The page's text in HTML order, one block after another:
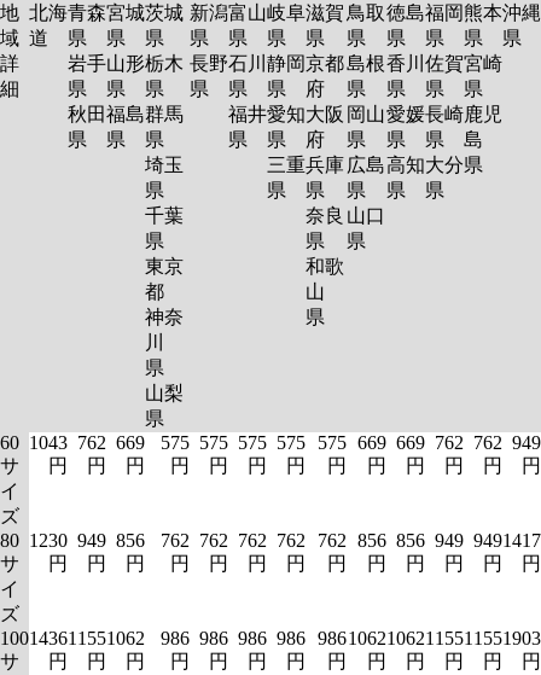
地
域
詳
細
北海
道
青森
県
岩手
県
秋田
県
宮城
県
山形
県
福島
県
茨城
県
栃木
県
群馬
県
埼玉
県
千葉
県
東京
都
神奈
川
県
山梨
県
新潟
県
長野
県
富山
県
石川
県
福井
県
岐阜
県
静岡
県
愛知
県
三重
県
滋賀
県
京都
府
大阪
府
兵庫
県
奈良
県
和歌
山
県
鳥取
県
島根
県
岡山
県
広島
県
山口
県
徳島
県
香川
県
愛媛
県
高知
県
福岡
県
佐賀
県
長崎
県
大分
県
熊本
県
宮崎
県
鹿児
島
県
沖縄
県
60
サ
イ
ズ
1043
円
762
円
669
円
575
円
575
円
575
円
575
円
575
円
669
円
669
円
762
円
762
円
949
円
80
サ
イ
ズ
1230
円
949
円
856
円
762
円
762
円
762
円
762
円
762
円
856
円
856
円
949
円
949
円
1417
円
100
サ
1436
円
1155
円
1062
円
986
円
986
円
986
円
986
円
986
円
1062
円
1062
円
1155
円
1155
円
1903
円